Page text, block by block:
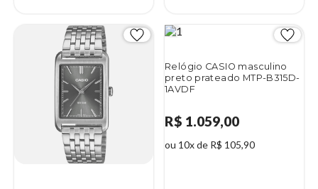
Relógio CASIO masculino
preto prateado MTP-B315D-
1AVDF
R$ 1.059,00
ou 10x de R$ 105,90